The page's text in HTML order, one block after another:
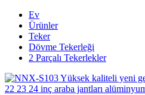
Ev
Ürünler
Teker
Dövme Tekerleği
2 Parçalı Tekerlekler